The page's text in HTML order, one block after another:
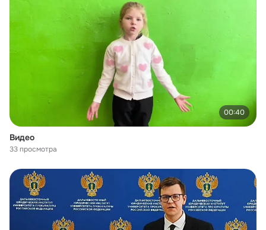
00:40
Видео
33 просмотра